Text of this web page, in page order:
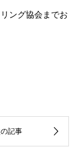
ング協会までお